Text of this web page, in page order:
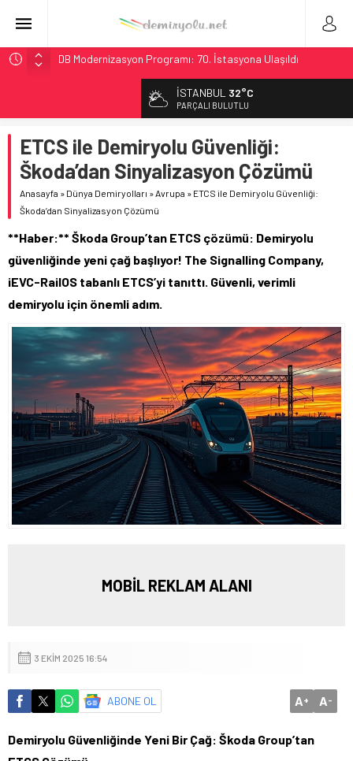
DB Modernizasyon Programı: 70. İstasyona Ulaşıldı
GB Railfreight İngiltere’de Lider, Class 99’lar 2026’da Yolda
İngiltere Demiryolunda Tarihi Entegrasyon: GBR Anglia
Resmen Başladı
Malezya Havayolları, TGV ile 28 Fransız Şehrine Tek Bilet
Ukrayna’da Yolcu Trenine İHA Saldırısı: Zamanında Tahliye
İSTANBUL 32°C
PARÇALI BULUTLU
ETCS ile Demiryolu Güvenliği:
Škoda’dan Sinyalizasyon Çözümü
Anasayfa » Dünya Demiryolları »Avrupa » ETCS ile Demiryolu Güvenliği:
Škoda’dan Sinyalizasyon Çözümü
**Haber:** Škoda Group’tan ETCS çözümü: Demiryolu
güvenliğinde yeni çağ başlıyor! The Signalling Company,
iEVC-RailOS tabanlı ETCS’yi tanıttı. Güvenli, verimli
demiryolu için önemli adım.
MOBİL REKLAM ALANI
3 EKIM 2025 16:54
ABONE OL A+ A-
Demiryolu Güvenliğinde Yeni Bir Çağ: Škoda Group’tan